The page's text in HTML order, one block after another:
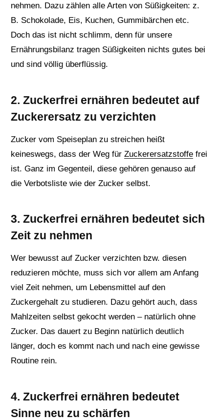
nehmen. Dazu zählen alle Arten von Süßigkeiten: z.
B. Schokolade, Eis, Kuchen, Gummibärchen etc.
Doch das ist nicht schlimm, denn für unsere
Ernährungsbilanz tragen Süßigkeiten nichts gutes bei
und sind völlig überflüssig.
2. Zuckerfrei ernähren bedeutet auf
Zuckerersatz zu verzichten
Zucker vom Speiseplan zu streichen heißt
keineswegs, dass der Weg für Zuckerersatzstoffe frei
ist. Ganz im Gegenteil, diese gehören genauso auf
die Verbotsliste wie der Zucker selbst.
3. Zuckerfrei ernähren bedeutet sich
Zeit zu nehmen
Wer bewusst auf Zucker verzichten bzw. diesen
reduzieren möchte, muss sich vor allem am Anfang
viel Zeit nehmen, um Lebensmittel auf den
Zuckergehalt zu studieren. Dazu gehört auch, dass
Mahlzeiten selbst gekocht werden – natürlich ohne
Zucker. Das dauert zu Beginn natürlich deutlich
länger, doch es kommt nach und nach eine gewisse
Routine rein.
4. Zuckerfrei ernähren bedeutet
Sinne neu zu schärfen